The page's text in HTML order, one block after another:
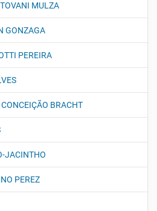
MULZA
GONZAGA
PEREIRA
BRACHT
JACINTHO
PEREZ